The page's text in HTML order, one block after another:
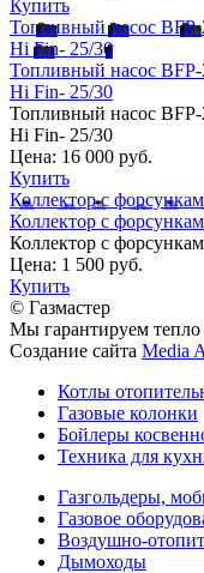
Купить
Топливный насос BFP-
Hi Fin- 25/30
Топливный насос BFP-
Hi Fin- 25/30
Топливный насос BFP-
Hi Fin- 25/30
Цена: 16 000 руб.
Купить
Коллектор с
Коллектор с
Коллектор с
Цена: 1 500 руб.
Купить
© Газмастер
Мы гарантируем
Создание сайта Media
Котлы
Газовые колонки
Бойлеры
Техника для
Газгольдеры,
Газовое
Воздушно-
Дымоходы